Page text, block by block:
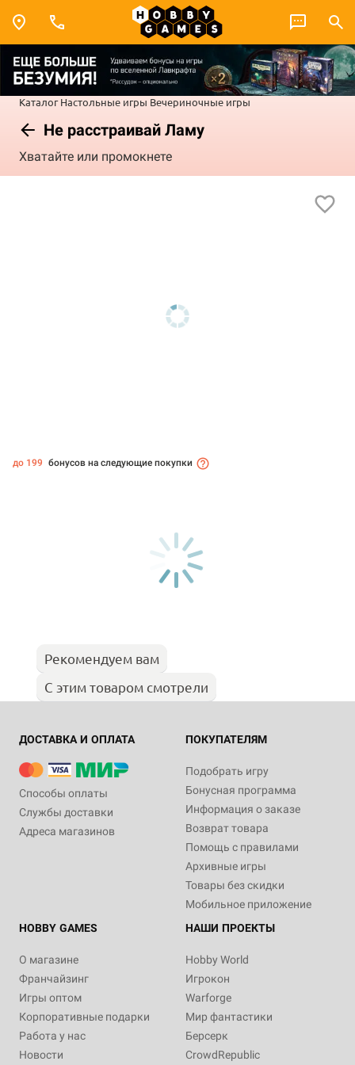
Каталог Настольные игры Вечериночные игры
Не расстраивай Ламу
Хватайте или промокнете
до 199 бонусов на следующие покупки
Рекомендуем вам
С этим товаром смотрели
ДОСТАВКА И ОПЛАТА
Способы оплаты
Службы доставки
Адреса магазинов
ПОКУПАТЕЛЯМ
Подобрать игру
Бонусная программа
Информация о заказе
Возврат товара
Помощь с правилами
Архивные игры
Товары без скидки
Мобильное приложение
HOBBY GAMES
О магазине
Франчайзинг
Игры оптом
Корпоративные подарки
Работа у нас
Новости
НАШИ ПРОЕКТЫ
Hobby World
Игрокон
Warforge
Мир фантастики
Берсерк
CrowdRepublic